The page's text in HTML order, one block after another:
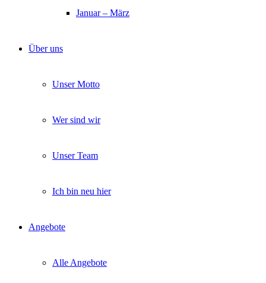
Januar – März
Über uns
Unser Motto
Wer sind wir
Unser Team
Ich bin neu hier
Angebote
Alle Angebote